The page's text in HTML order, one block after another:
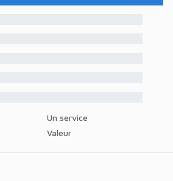
Un service
Valeur